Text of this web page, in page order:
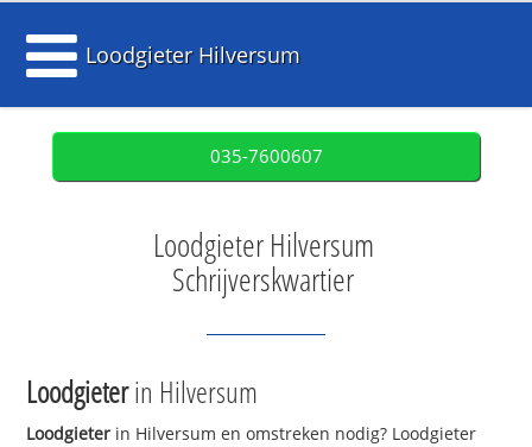
Loodgieter Hilversum
035-7600607
Loodgieter Hilversum
Schrijverskwartier
Loodgieterin Hilversum
Loodgieter in Hilversum en omstreken nodig? Loodgieter